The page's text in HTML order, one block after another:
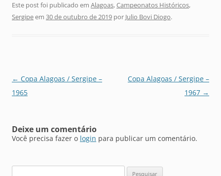
Este post foi publicado em Alagoas,Campeonatos Históricos,
Sergipeem 30 de outubro de 2019 por Julio Bovi Diogo.
Navegação
de
← Copa Alagoas / Sergipe –
1965
Copa Alagoas / Sergipe –
1967 →
Deixe um comentário
Você precisa fazer o login para publicar um comentário.